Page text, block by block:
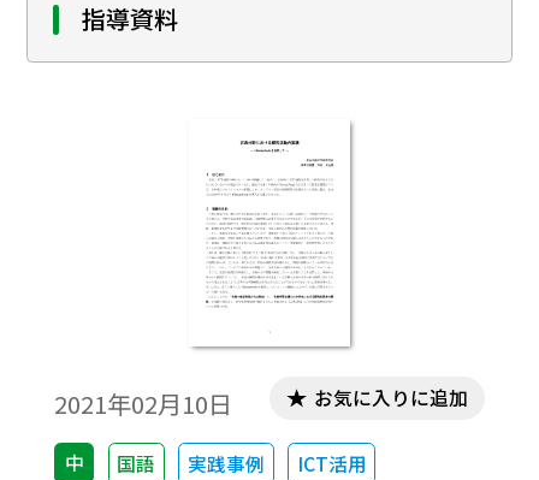
指導資料
2021年02月10日
中 国語 実践事例 ICT活用
お気に入りに追加